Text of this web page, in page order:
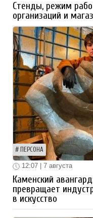
Стенды, режим
организаций и
ПЕРСОНА
12:07 | 7 августа
Каменский
превращает
в искусство